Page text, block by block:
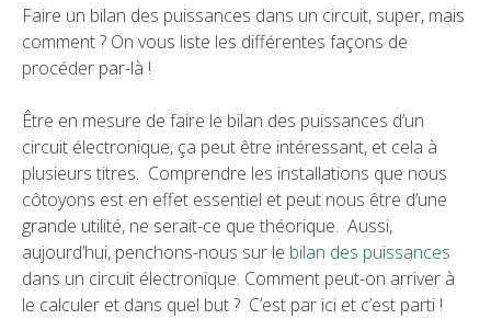
Faire un bilan des puissances dans un circuit, super, mais
comment ? On vous liste les différentes façons de
procéder par-là !
Être en mesure de faire le bilan des puissances d’un
circuit électronique, ça peut être intéressant, et cela à
plusieurs titres. Comprendre les installations que nous
côtoyons est en effet essentiel et peut nous être d’une
grande utilité, ne serait-ce que théorique. Aussi,
aujourd’hui, penchons-nous sur le bilan des puissances
dans un circuit électronique. Comment peut-on arriver à
le calculer et dans quel but ? C’est par ici et c’est parti !